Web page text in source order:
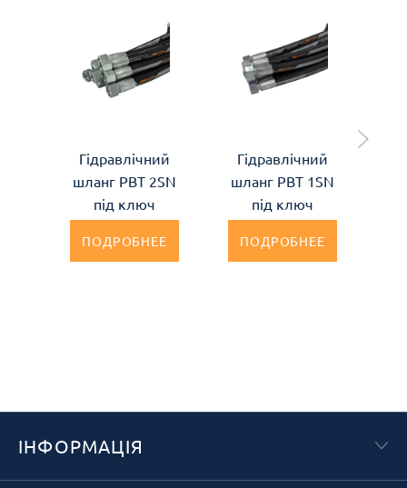
Гідравлічний
шланг РВТ 2SN
під ключ
ПОДРОБНЕЕ
Гідравлічний
шланг РВТ 1SN
під ключ
ПОДРОБНЕЕ
ІНФОРМАЦІЯ